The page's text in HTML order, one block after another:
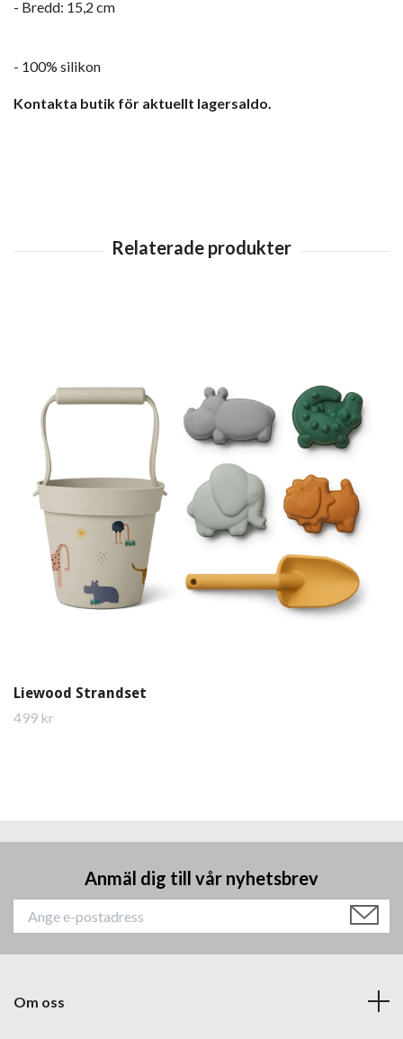
- Bredd: 15,2 cm
- 100% silikon
Kontakta butik för aktuellt lagersaldo.
Liewood Strandset
499 kr
Anmäl dig till vår nyhetsbrev
Om oss